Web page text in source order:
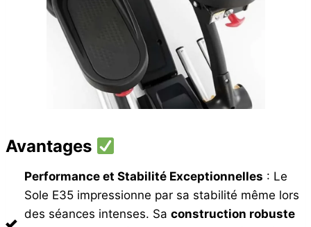
Avantages
Performance et Stabilité Exceptionnelles : Le
Sole E35 impressionne par sa stabilité même lors
des séances intenses. Sa construction robuste